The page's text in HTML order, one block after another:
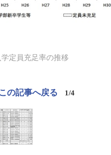
定員充足率の推移
この記事へ戻る 1/4